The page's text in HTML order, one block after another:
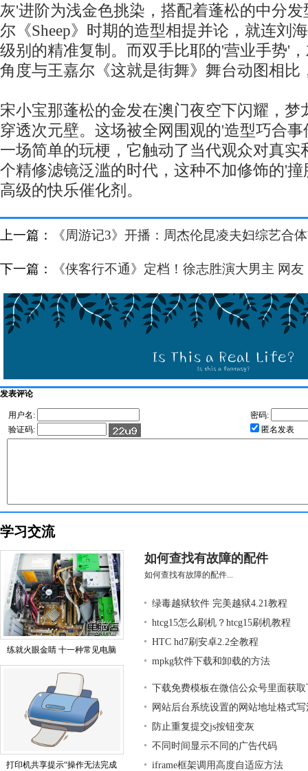
灰'进阶为浅金色挑染，搭配着蓬松的中分
尔《Sheep》时期的造型相提并论，就连刘
级别的精准复制。而双手比耶的'营业手势'
角度与王嘉尔《这就是街舞》舞台动图相比
宋小宝那蓬松的金发在澳门夜空下闪耀，梦
穿透次元壁。这场被全网围观的'造型巧合
一场简单的玩梗，它触动了当代观众对真实
个精修滤镜泛滥的时代，这种不加修饰的'
高级的快乐催化剂。
上一篇： 《周游记3》开播：周杰伦昆凌夫妇综艺合
下一篇： 《侠客行不通》定档！徐志胜演大男主 网
发表评论
用户名:
密码:
验证码:
匿名发表
学习交流
练就火眼金睛 十一种常见电脑
打印机共享提示“操作无法完成
如何查找有故障的配件
如何查找有故障的配件...
绿毒越狱软件 完美越狱4.21教程
htcg15怎么刷机？htcg15刷机教程
HTC hd7刷安卓2.2全教程
mpkg软件下载和卸载的方法
下载免费模板在微信公众号里面获
网站后台系统设置的网站地址格式写
防止重复提交js按钮变灰
不同时间显示不同的广告代码
iframe框架调用高度自适应方法